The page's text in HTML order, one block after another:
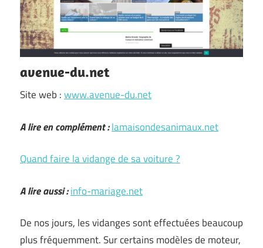
avenue-du.net
Site web :www.avenue-du.net
A lire en complément :lamaisondesanimaux.net
Quand faire la vidange de sa voiture ?
A lire aussi :info-mariage.net
De nos jours, les vidanges sont effectuées beaucoup
plus fréquemment. Sur certains modèles de moteur,